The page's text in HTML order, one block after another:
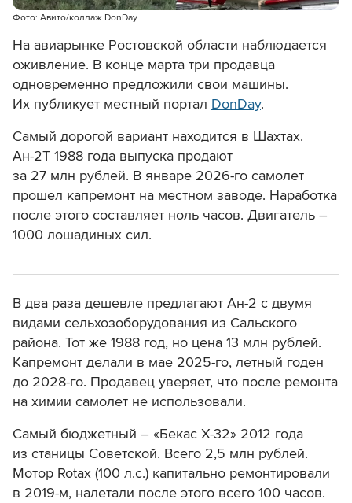
Фото: Авито/коллаж DonDay
На авиарынке Ростовской области наблюдается
оживление. В конце марта три продавца
одновременно предложили свои машины.
Их публикует местный портал DonDay.
Самый дорогой вариант находится в Шахтах.
Ан-2Т 1988 года выпуска продают
за 27 млн рублей. В январе 2026-го самолет
прошел капремонт на местном заводе. Наработка
после этого составляет ноль часов. Двигатель –
1000 лошадиных сил.
В два раза дешевле предлагают Ан-2 с двумя
видами сельхозоборудования из Сальского
района. Тот же 1988 год, но цена 13 млн рублей.
Капремонт делали в мае 2025-го, летный годен
до 2028-го. Продавец уверяет, что после ремонта
на химии самолет не использовали.
Самый бюджетный – «Бекас Х-32» 2012 года
из станицы Советской. Всего 2,5 млн рублей.
Мотор Rotax (100 л.с.) капитально ремонтировали
в 2019-м, налетали после этого всего 100 часов.